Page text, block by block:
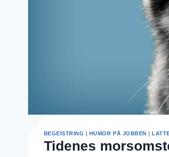
BEGEISTRING | HUMOR PÅ JOBBEN |
Tidenes